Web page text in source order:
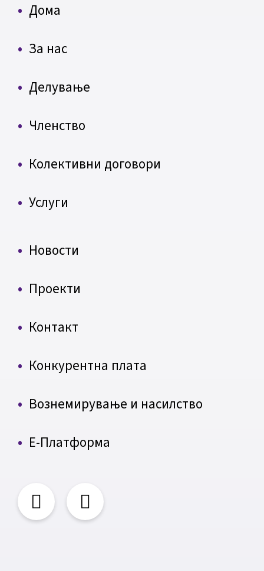
Дома
За нас
Делување
Членство
Колективни договори
Услуги
Новости
Проекти
Контакт
Конкурентна плата
Вознемирување и насилство
Е-Платформа